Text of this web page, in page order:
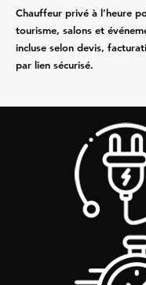
Chauffeur privé à l’heure
tourisme, salons et
incluse selon devis,
par lien sécurisé.